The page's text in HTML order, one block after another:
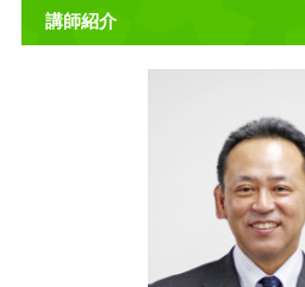
講師紹介